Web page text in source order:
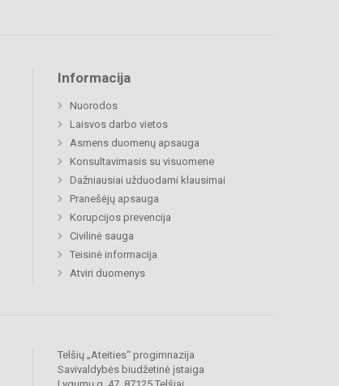
Informacija
Nuorodos
Laisvos darbo vietos
Asmens duomenų apsauga
Konsultavimasis su visuomene
Dažniausiai užduodami klausimai
Pranešėjų apsauga
Korupcijos prevencija
Civilinė sauga
Teisinė informacija
Atviri duomenys
Telšių „Ateities“ progimnazija
Savivaldybės biudžetinė įstaiga